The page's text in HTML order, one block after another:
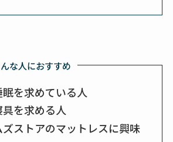
な人におすすめ
を求めている人
を求める人
ストアのマットレスに興味